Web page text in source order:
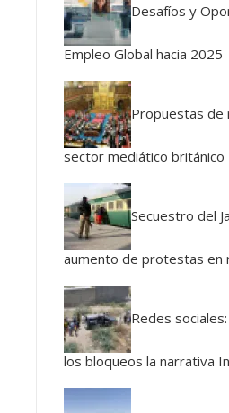
Desafíos y
Empleo Global hacia 2025
Propuestas de
sector mediático británico
Secuestro del
aumento de protestas en
Redes
los bloqueos la narrativa